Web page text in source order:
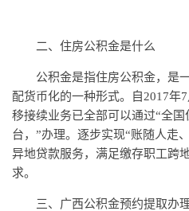
二、住房公积金是什么
公积金是指住房公积金，是
配货币化的一种形式。自2017年
移接续业务已全部可以通过“全
台，”办理。逐步实现“账随人走
异地贷款服务，满足缴存职工跨
求。
三、广西公积金预约提取办